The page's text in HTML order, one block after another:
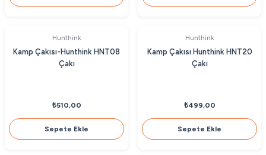
Hunthink
Kamp Çakısı-Hunthink HNT08
Çakı
₺510,00
Sepete Ekle
Hunthink
Kamp Çakısı Hunthink HNT20
Çakı
₺499,00
Sepete Ekle